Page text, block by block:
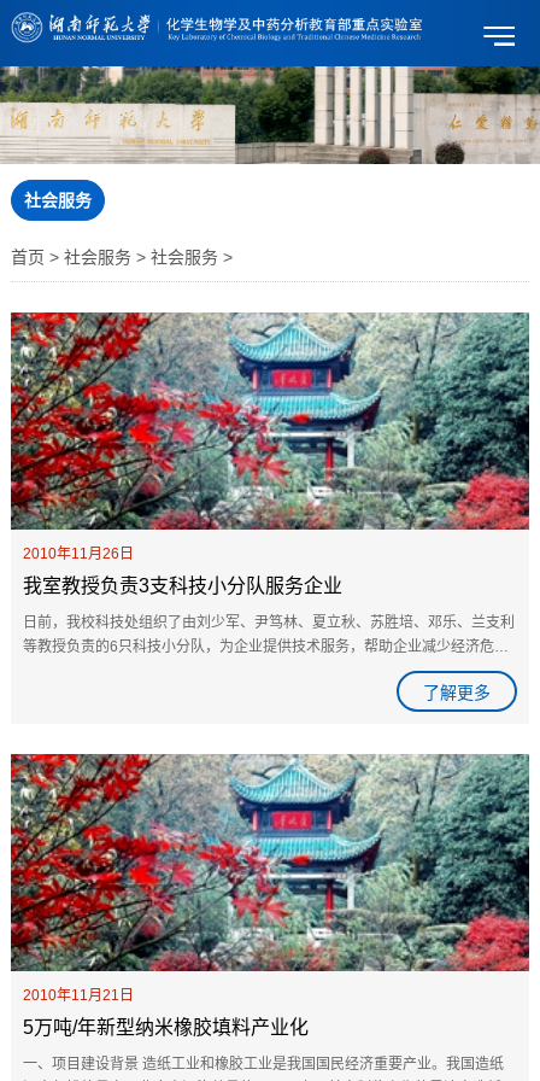
社会服务
首页 > 社会服务 > 社会服务 >
2010年11月26日
我室教授负责3支科技小分队服务企业
日前，我校科技处组织了由刘少军、尹笃林、夏立秋、苏胜培、邓乐、兰支利
等教授负责的6只科技小分队，为企业提供技术服务，帮助企业减少经济危机
带来的冲击，为企业开拓新的经济增长点。 小分队充分利用高等院校、科...
了解更多
2010年11月21日
5万吨/年新型纳米橡胶填料产业化
一、项目建设背景 造纸工业和橡胶工业是我国国民经济重要产业。我国造纸